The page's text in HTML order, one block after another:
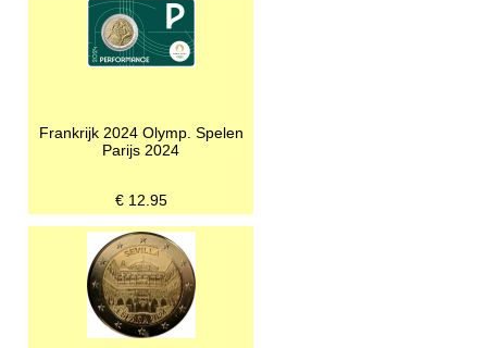
Frankrijk 2024 Olymp. Spelen
Parijs 2024
€ 12.95